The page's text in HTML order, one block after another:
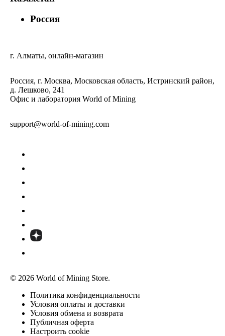
Россия
г. Алматы, онлайн-магазин
Россия, г. Москва, Московская область, Истринский район,
д. Лешково, 241
Офис и лаборатория World of Mining
support@world-of-mining.com
© 2026 World of Mining Store.
Политика конфиденциальности
Условия оплаты и доставки
Условия обмена и возврата
Публичная оферта
Настроить cookie